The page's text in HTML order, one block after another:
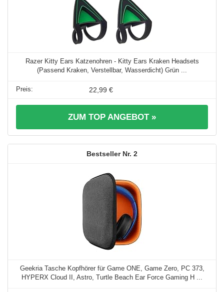
Razer Kitty Ears Katzenohren - Kitty Ears Kraken Headsets
(Passend Kraken, Verstellbar, Wasserdicht) Grün ...
22,99 €
ZUM TOP ANGEBOT »
2
Geekria Tasche Kopfhörer für Game ONE, Game Zero, PC 373,
HYPERX Cloud II, Astro, Turtle Beach Ear Force Gaming H ...